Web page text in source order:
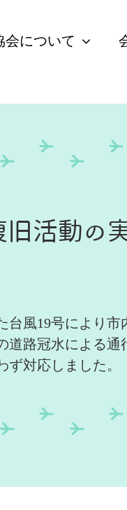
会について
旧活動の
風19号により市
路冠水による通
対応しました。